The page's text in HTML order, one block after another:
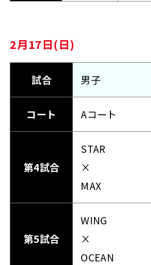
2月17日(日)
試合 男子
コート Aコート
第4試合
STAR
×
MAX
第5試合
WING
×
OCEAN